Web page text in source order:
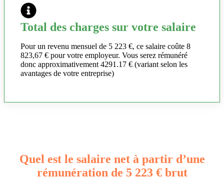
Total des charges sur votre salaire
Pour un revenu mensuel de 5 223 €, ce salaire coûte 8
823,67 € pour votre employeur. Vous serez rémunéré
donc approximativement 4291.17 € (variant selon les
avantages de votre entreprise)
Quel est le salaire net à partir d’une
rémunération de 5 223 € brut